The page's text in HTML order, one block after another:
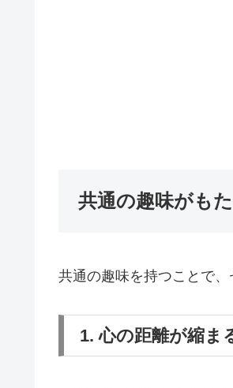
共通の趣味がも
共通の趣味を持つことで、
1. 心の距離が縮ま